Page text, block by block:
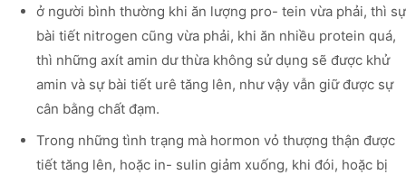
ở người bình thường khi ăn lượng pro- tein vừa phải, thì sự
bài tiết nitrogen cũng vừa phải, khi ăn nhiều protein quá,
thì những axít amin dư thừa không sử dụng sẽ được khử
amin và sự bài tiết urê tăng lên, như vậy vẫn giữ được sự
cân bằng chất đạm.
Trong những tình trạng mà hormon vỏ thượng thận được
tiết tăng lên, hoặc in- sulin giảm xuống, khi đói, hoặc bị